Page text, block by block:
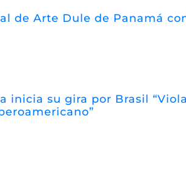
de Arte Dule de Panamá
inicia su gira por Brasil